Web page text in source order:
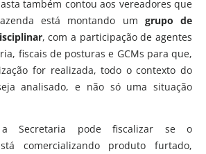
também contou aos vereadores que
está montando um grupo de
, com a participação de agentes
fiscais de posturas e GCMs para que,
for realizada, todo o contexto do
analisado, e não só uma situação
a Secretaria pode fiscalizar se o
comercializando produto furtado,